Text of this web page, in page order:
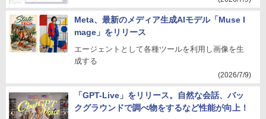
Meta、最新のメディア生成AIモデル「Muse I
mage」をリリース
エージェントとして各種ツールを利用し画像を生
成する
(2026/7/9)
「GPT-Live」をリリース。自然な会話、バッ
クグラウンドで調べ物をするなど性能が向上！